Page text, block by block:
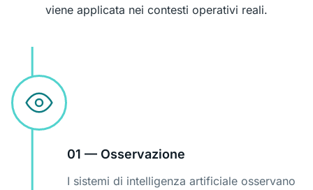
viene applicata nei contesti operativi reali.
01 — Osservazione
I sistemi di intelligenza artificiale osservano